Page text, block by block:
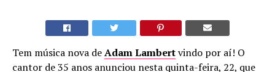
Tem música nova deAdam Lambertvindo por aí! O
cantor de 35 anos anunciou nesta quinta-feira, 22, que